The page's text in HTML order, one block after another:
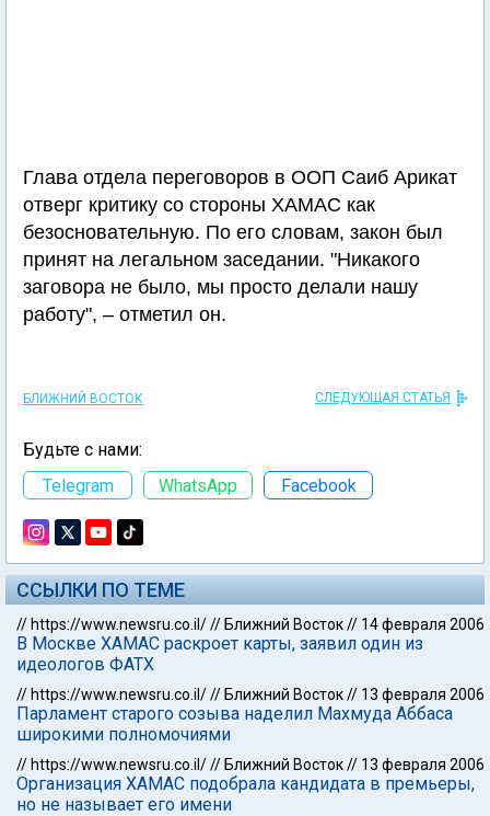
Глава отдела переговоров в ООП Саиб Арикат
отверг критику со стороны ХАМАС как
безосновательную. По его словам, закон был
принят на легальном заседании. "Никакого
заговора не было, мы просто делали нашу
работу", – отметил он.
БЛИЖНИЙ ВОСТОК СЛЕДУЮЩАЯ СТАТЬЯ
Будьте с нами:
Telegram
WhatsApp Facebook
ССЫЛКИ ПО ТЕМЕ
// https://www.newsru.co.il/// Ближний Восток// 14 февраля 2006
В Москве ХАМАС раскроет карты, заявил один из
идеологов ФАТХ
// https://www.newsru.co.il/// Ближний Восток// 13 февраля 2006
Парламент старого созыва наделил Махмуда Аббаса
широкими полномочиями
// https://www.newsru.co.il/// Ближний Восток// 13 февраля 2006
Организация ХАМАС подобрала кандидата в премьеры,
но не называет его имени